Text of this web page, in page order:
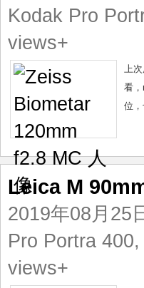
Kodak Pro
views+
上
看
位
Leica M
2019年08月25
Pro Portra 400,
views+